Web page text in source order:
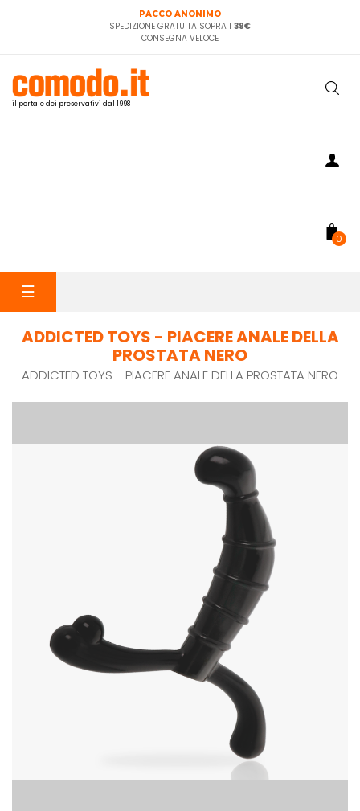
PACCO ANONIMO
SPEDIZIONE GRATUITA SOPRA I 39€
CONSEGNA VELOCE
il portale dei preservativi dal 1998
0
navigazione
☰
ADDICTED TOYS - PIACERE ANALE DELLA
PROSTATA NERO
ADDICTED TOYS - PIACERE ANALE DELLA PROSTATA NERO